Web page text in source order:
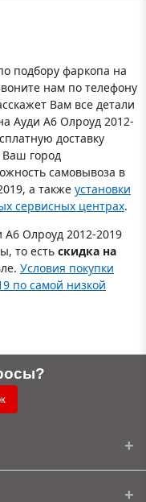
подбору фаркопа на
нам по телефону
Вам все детали
Ауди А6 Олроуд 2012-
доставку
Ваш город
самовывоза в
а также установки
сервисных центрах.
Олроуд 2012-2019
то есть скидка на
Условия покупки
по самой низкой